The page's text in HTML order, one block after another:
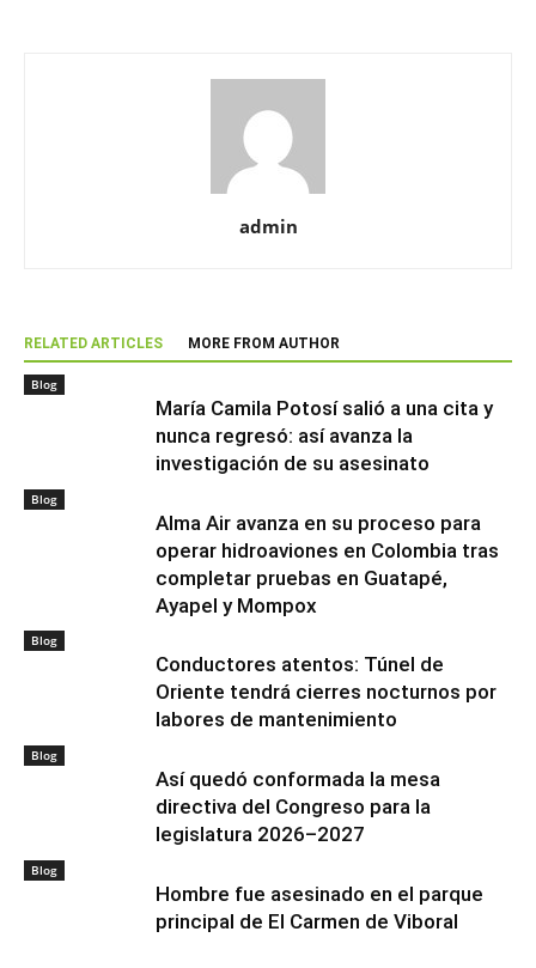
admin
RELATED ARTICLES MORE FROM AUTHOR
Blog
María Camila Potosí salió a una cita y
nunca regresó: así avanza la
investigación de su asesinato
Blog
Alma Air avanza en su proceso para
operar hidroaviones en Colombia tras
completar pruebas en Guatapé,
Ayapel y Mompox
Blog
Conductores atentos: Túnel de
Oriente tendrá cierres nocturnos por
labores de mantenimiento
Blog
Así quedó conformada la mesa
directiva del Congreso para la
legislatura 2026–2027
Blog
Hombre fue asesinado en el parque
principal de El Carmen de Viboral